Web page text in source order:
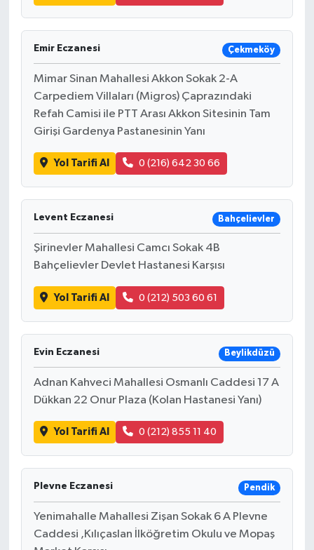
Emir Eczanesi Çekmeköy
Mimar Sinan Mahallesi Akkon Sokak 2-A
Carpediem Villaları (Migros) Çaprazındaki
Refah Camisi ile PTT Arası Akkon Sitesinin Tam
Girişi Gardenya Pastanesinin Yanı
Yol Tarifi Al 0 (216) 642 30 66
Levent Eczanesi Bahçelievler
Şirinevler Mahallesi Camcı Sokak 4B
Bahçelievler Devlet Hastanesi Karşısı
Yol Tarifi Al 0 (212) 503 60 61
Evin Eczanesi Beylikdüzü
Adnan Kahveci Mahallesi Osmanlı Caddesi 17 A
Dükkan 22 Onur Plaza (Kolan Hastanesi Yanı)
Yol Tarifi Al 0 (212) 855 11 40
Plevne Eczanesi Pendik
Yenimahalle Mahallesi Zişan Sokak 6 A Plevne
Caddesi ,Kılıçaslan İlköğretim Okulu ve Mopaş